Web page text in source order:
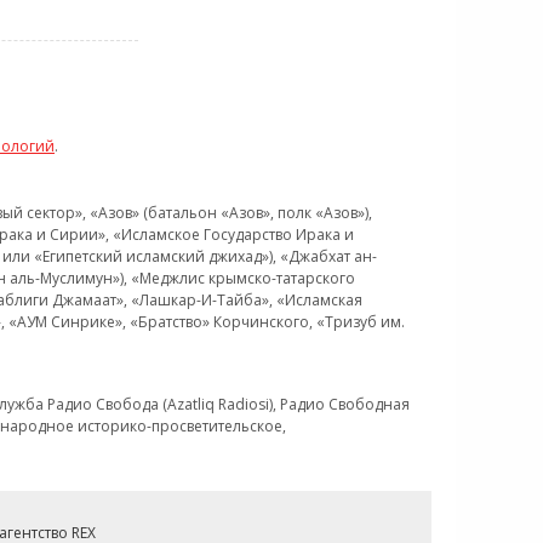
.
«Азов» (батальон «Азов», полк «Азов»),
и Сирии», «Исламское Государство Ирака и
«Египетский исламский джихад»), «Джабхат ан-
Муслимун»), «Меджлис крымско-татарского
Джамаат», «Лашкар-И-Тайба», «Исламская
Синрике», «Братство» Корчинского, «Тризуб им.
Радио Свобода (Azatliq Radiosi), Радио Свободная
историко-просветительское,
REX